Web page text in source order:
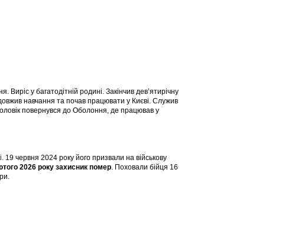
Виріс у багатодітній родині. Закінчив дев’ятирічну
навчання та почав працювати у Києві. Служив
повернувся до Оболоння, де працював у
червня 2024 року його призвали на військову
2026 року захисник помер. Поховали бійця 16